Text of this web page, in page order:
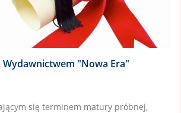
"Nowa Era"
się terminem matury próbnej,